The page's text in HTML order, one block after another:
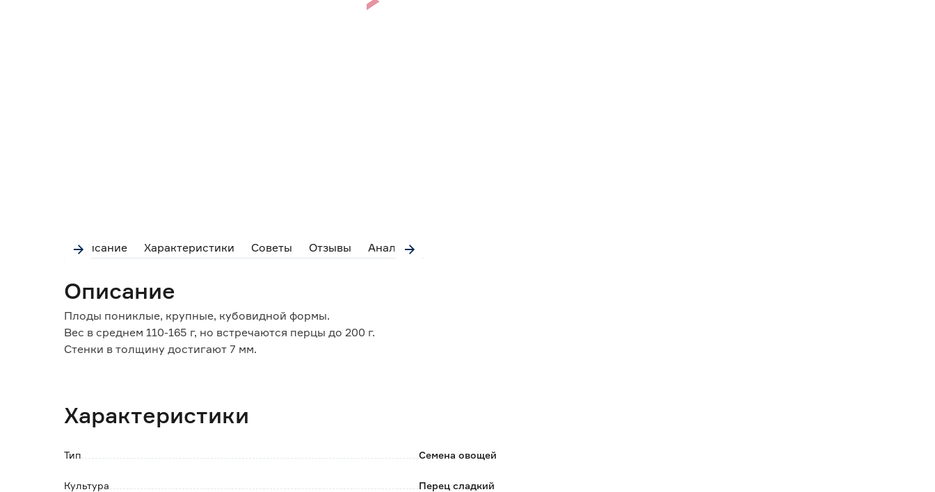
Описание Характеристики Советы Отзывы Аналоги
Описание
Плоды пониклые, крупные, кубовидной формы.
Вес в среднем 110-165 г, но встречаются перцы до 200 г.
Стенки в толщину достигают 7 мм.
Характеристики
Тип Семена овощей
Культура Перец сладкий